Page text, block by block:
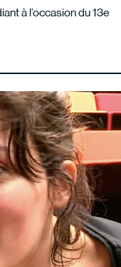
à l’occasion du 13e